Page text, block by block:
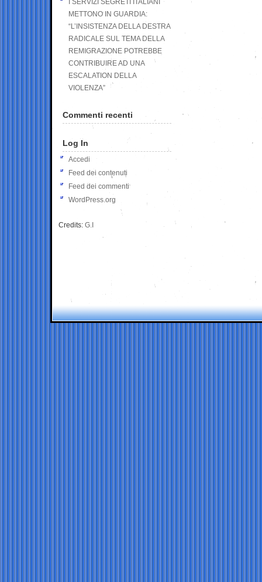
I SERVIZI SEGRETI ITALIANI
METTONO IN GUARDIA:
“L’INSISTENZA DELLA DESTRA
RADICALE SUL TEMA DELLA
REMIGRAZIONE POTREBBE
CONTRIBUIRE AD UNA
ESCALATION DELLA
VIOLENZA”
Commenti recenti
Log In
Accedi
Feed dei contenuti
Feed dei commenti
WordPress.org
Credits: G.I